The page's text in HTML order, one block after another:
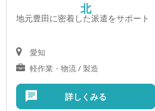
北
地元豊田に密着した派遣をサポート
愛知
軽作業・物流 / 製造
詳しくみる